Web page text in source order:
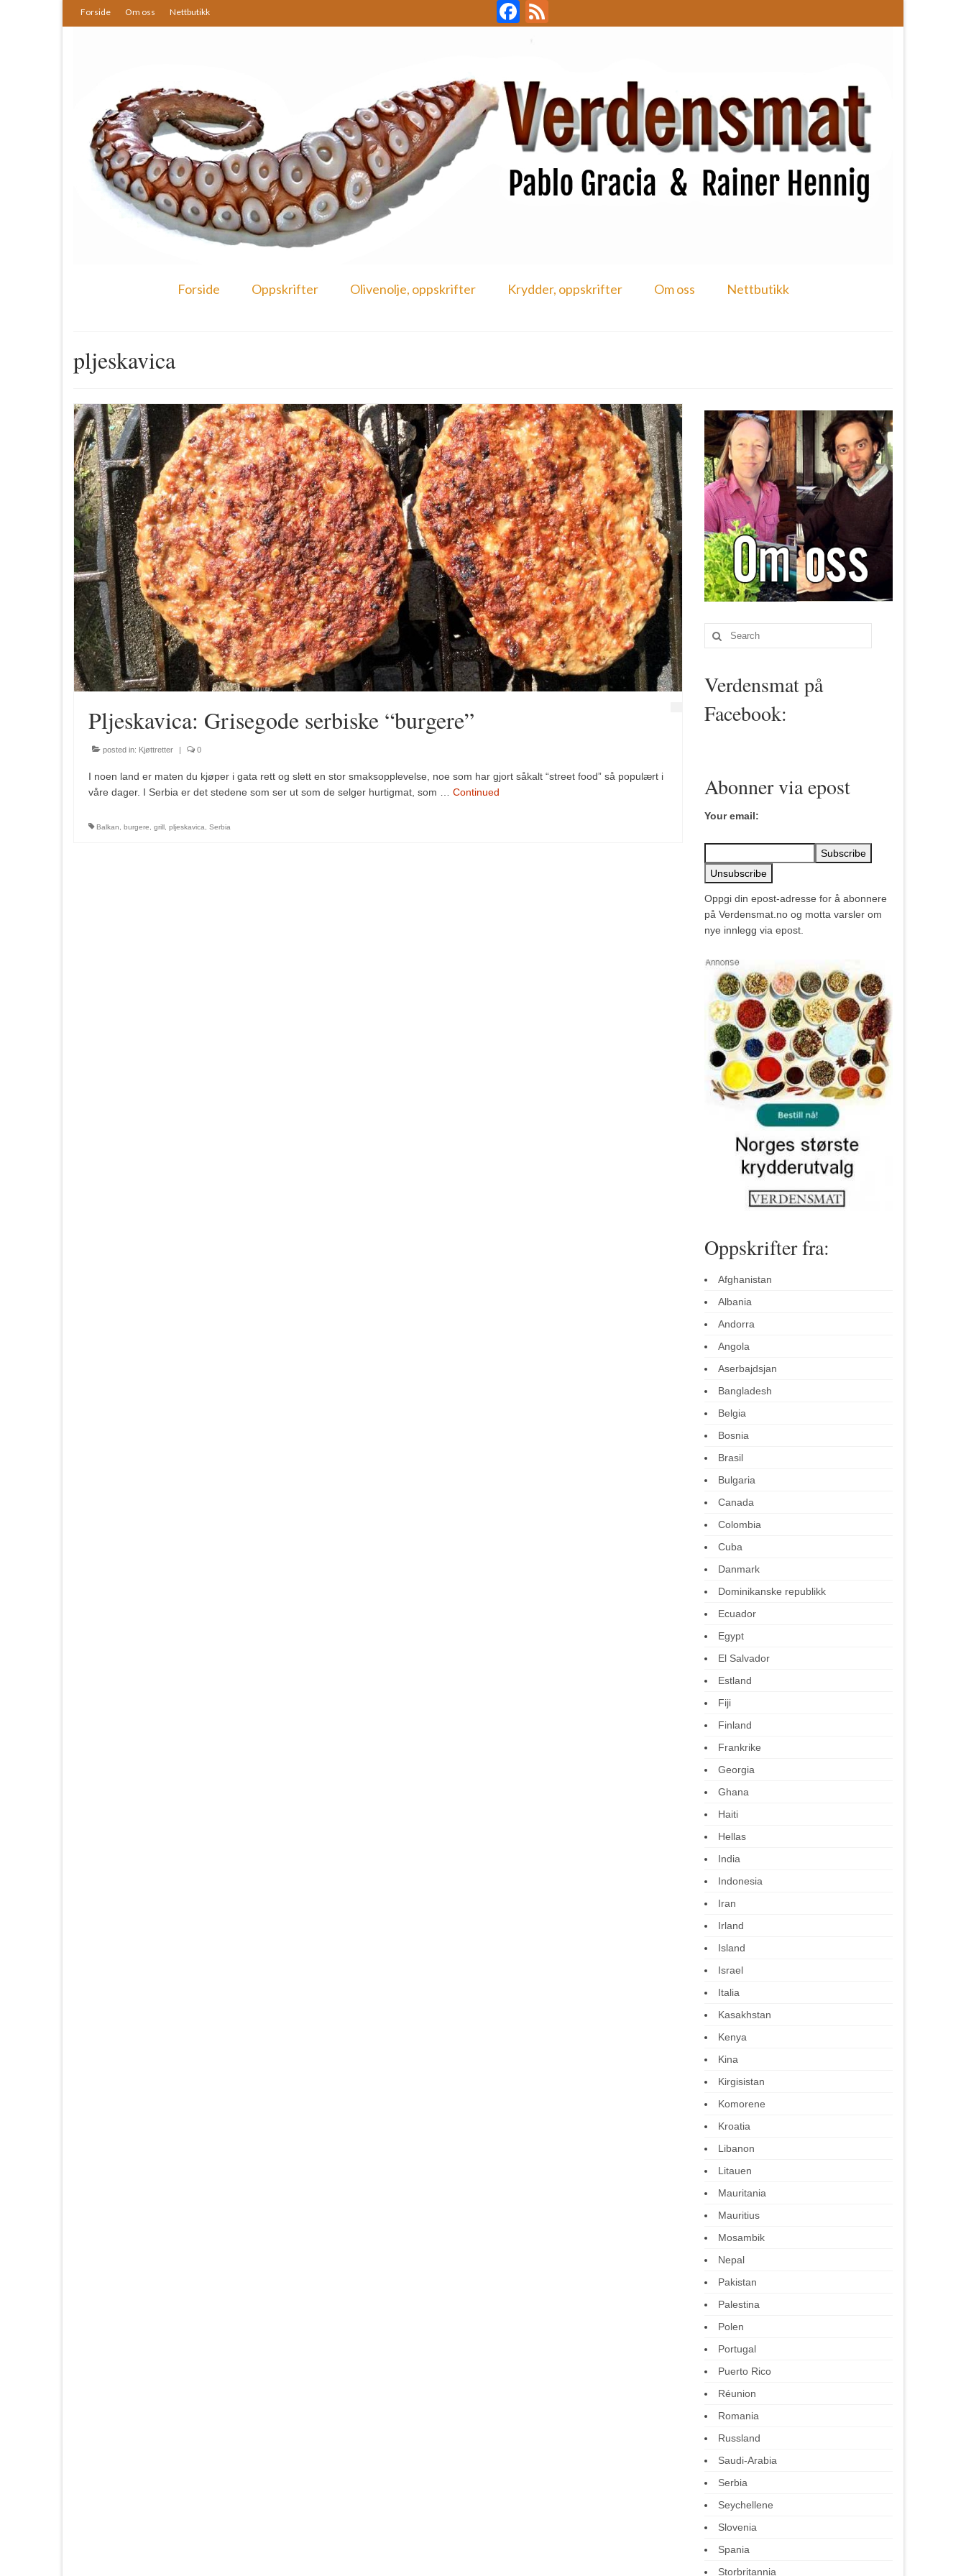
Forside Om oss Nettbutikk Facebook
Forside Oppskrifter Olivenolje, oppskrifter Krydder, oppskrifter Om oss Nettbutikk
pljeskavica
Pljeskavica: Grisegode serbiske “burgere”
posted in: Kjøttretter | 0
I noen land er maten du kjøper i gata rett og slett en stor smaksopplevelse, noe som har gjort såkalt “street food” så populært i
våre dager. I Serbia er det stedene som ser ut som de selger hurtigmat, som … Continued
Balkan burgere grill pljeskavica Serbia
Search
for:
Verdensmat på
Facebook:
Abonner via epost
Your email:
Oppgi din epost-adresse for å abonnere
på Verdensmat.no og motta varsler om
nye innlegg via epost.
Oppskrifter fra:
Afghanistan
Albania
Andorra
Angola
Aserbajdsjan
Bangladesh
Belgia
Bosnia
Brasil
Bulgaria
Canada
Colombia
Cuba
Danmark
Dominikanske republikk
Ecuador
Egypt
El Salvador
Estland
Fiji
Finland
Frankrike
Georgia
Ghana
Haiti
Hellas
India
Indonesia
Iran
Irland
Island
Israel
Italia
Kasakhstan
Kenya
Kina
Kirgisistan
Komorene
Kroatia
Libanon
Litauen
Mauritania
Mauritius
Mosambik
Nepal
Pakistan
Palestina
Polen
Portugal
Puerto Rico
Réunion
Romania
Russland
Saudi-Arabia
Serbia
Seychellene
Slovenia
Spania
Storbritannia